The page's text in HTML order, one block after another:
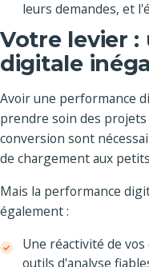
leurs demandes, et
Votre levier
digitale
Avoir une performance
prendre soin des projets
conversion sont
de chargement aux
Mais la performance
également :
Une réactivité de
outils d'analyse